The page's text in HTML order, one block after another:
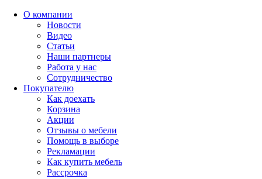
О компании
Новости
Видео
Статьи
Наши партнеры
Работа у нас
Сотрудничество
Покупателю
Как доехать
Корзина
Акции
Отзывы о мебели
Помощь в выборе
Рекламации
Как купить мебель
Рассрочка